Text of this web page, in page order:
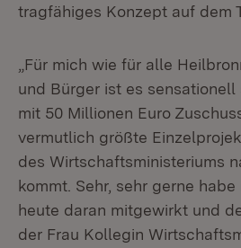
tragfähiges Konzept auf dem
„Für mich wie für alle
und Bürger ist es sensationell
mit 50 Millionen Euro
vermutlich größte
des Wirtschaftsministeriums
kommt. Sehr, sehr gerne
heute daran mitgewirkt und
der Frau Kollegin